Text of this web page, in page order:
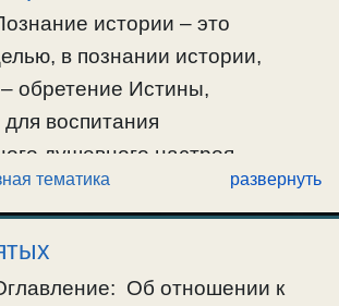
и должны быть основанием
всех этих общественных
естественны любому
обществу.
истории – это
в познании истории,
обретение Истины,
воспитания
душевного настроя,
Небесному. А иначе,
и разузнавания истории
удовлетворения
и самомнения, которые
тематика развернуть
Об отношении к